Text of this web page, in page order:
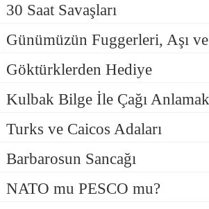
30 Saat Savaşları
Günümüzün Fuggerleri, Aşı
Göktürklerden Hediye
Kulbak Bilge İle Çağı Anlamak
Turks ve Caicos Adaları
Barbarosun Sancağı
NATO mu PESCO mu?